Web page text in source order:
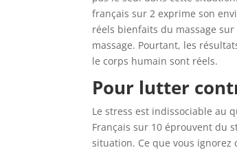
français sur 2 exprime son
réels bienfaits du massage
massage. Pourtant, les
le corps humain sont réels.
Pour lutter
Le stress est indissociable au
Français sur 10 éprouvent du
situation. Ce que vous ignorez